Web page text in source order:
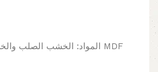
المواد: الخشب الصلب والخشب الرقائقي وإطار MDF